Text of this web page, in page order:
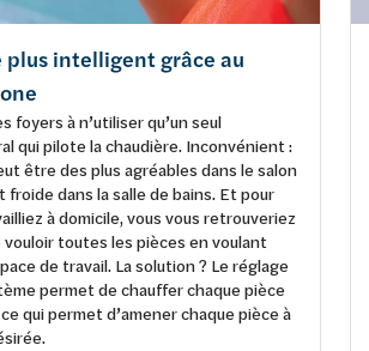
plus intelligent grâce au
foyers à n’utiliser qu’un seul
qui pilote la chaudière. Inconvénient :
être des plus agréables dans le salon
froide dans la salle de bains. Et pour
à domicile, vous vous retrouveriez
vouloir toutes les pièces en voulant
de travail. La solution ? Le réglage
permet de chauffer chaque pièce
qui permet d’amener chaque pièce à